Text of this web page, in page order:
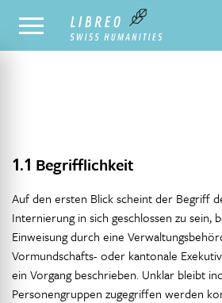
NOTRE CATALOGUE
1.1 Begrifflichkeit
Auf den ersten Blick scheint der Begriff
Internierung in sich geschlossen zu sein,
Einweisung durch eine
Vormundschafts- oder kantonale
ein Vorgang beschrieben. Unklar bleibt
Personengruppen zugegriffen werden